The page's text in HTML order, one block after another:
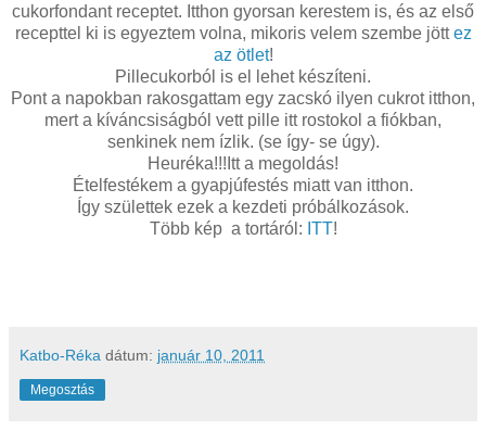
cukorfondant receptet. Itthon gyorsan kerestem is, és az első
recepttel ki is egyeztem volna, mikoris velem szembe jöttez
az ötlet!
Pillecukorból is el lehet készíteni.
Pont a napokban rakosgattam egy zacskó ilyen cukrot itthon,
mert a kíváncsiságból vett pille itt rostokol a fiókban,
senkinek nem ízlik. (se így- se úgy).
Heuréka!!!Itt a megoldás!
Ételfestékem a gyapjúfestés miatt van itthon.
Így születtek ezek a kezdeti próbálkozások.
Több kép a tortáról: ITT!
Katbo-Réka dátum: január 10, 2011
Megosztás